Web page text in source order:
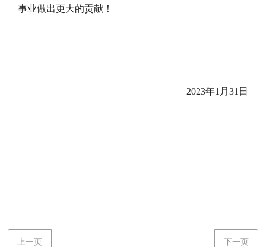
事业做出更大的贡献！
2023年1月31日
上一页 下一页